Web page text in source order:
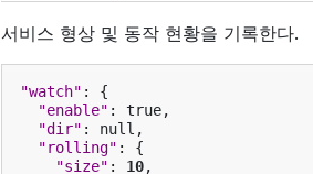
서비스 형상 및 동작 현황을 기록한다.
"watch" :
{
"enable" : true,
"dir" : null ,
"rolling" :
{
"size" : 10,